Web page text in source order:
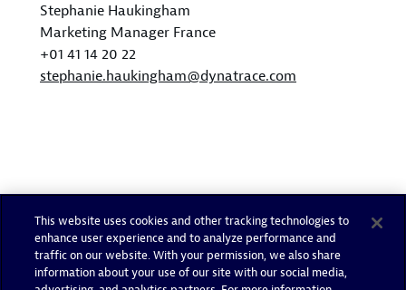
Stephanie Haukingham
Marketing Manager France
+01 41 14 20 22
stephanie.haukingham@dynatrace.com
This website uses cookies and other tracking technologies to
enhance user experience and to analyze performance and
traffic on our website. With your permission, we also share
information about your use of our site with our social media,